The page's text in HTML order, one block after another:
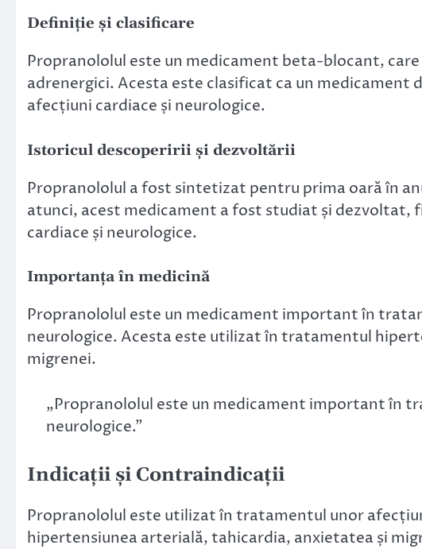
Definiție și clasificare
Propranololul este un medicament beta-blocant,
adrenergici. Acesta este clasificat ca un
afecțiuni cardiace și neurologice.
Istoricul descoperirii și dezvoltării
Propranololul a fost sintetizat pentru prima oară în
atunci, acest medicament a fost studiat și
cardiace și neurologice.
Importanța în medicină
Propranololul este un medicament important în
neurologice. Acesta este utilizat în tratamentul
migrenei.
„Propranololul este un medicament important în
neurologice.”
Indicații și Contraindicații
Propranololul este utilizat în tratamentul unor
hipertensiunea arterială, tahicardia, anxietatea și